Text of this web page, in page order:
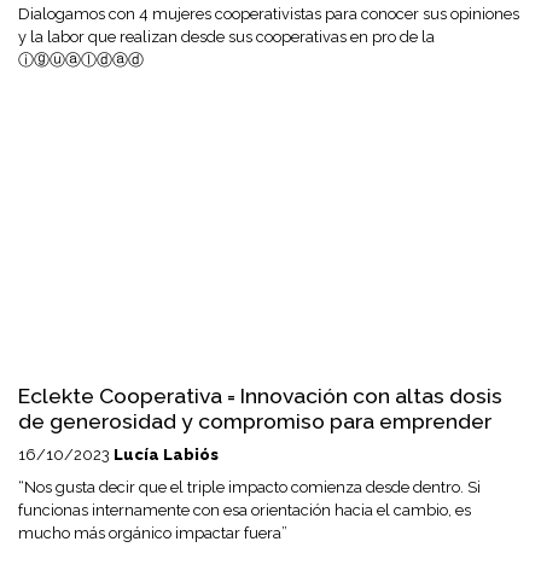
Dialogamos con 4 mujeres cooperativistas para conocer sus opiniones
y la labor que realizan desde sus cooperativas en pro de la
ⓘⓖⓤⓐⓛⓓⓐⓓ
Eclekte Cooperativa = Innovación con altas dosis
de generosidad y compromiso para emprender
16/10/2023 Lucía Labiós
“Nos gusta decir que el triple impacto comienza desde dentro. Si
funcionas internamente con esa orientación hacia el cambio, es
mucho más orgánico impactar fuera”